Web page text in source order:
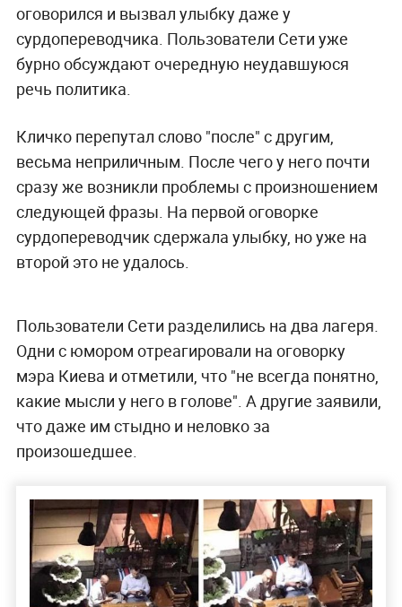
оговорился и вызвал улыбку даже у
сурдопереводчика. Пользователи Сети уже
бурно обсуждают очередную неудавшуюся
речь политика.
Кличко перепутал слово "после" с другим,
весьма неприличным. После чего у него почти
сразу же возникли проблемы с произношением
следующей фразы. На первой оговорке
сурдопереводчик сдержала улыбку, но уже на
второй это не удалось.
Пользователи Сети разделились на два лагеря.
Одни с юмором отреагировали на оговорку
мэра Киева и отметили, что "не всегда понятно,
какие мысли у него в голове". А другие заявили,
что даже им стыдно и неловко за
произошедшее.